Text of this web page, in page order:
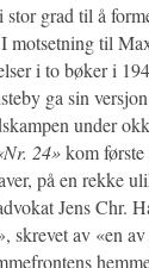
grad til å
motsetning til
i to bøker i
ga sin
under
24»kom
på en rekke
Jens Chr.
skrevet av «en av